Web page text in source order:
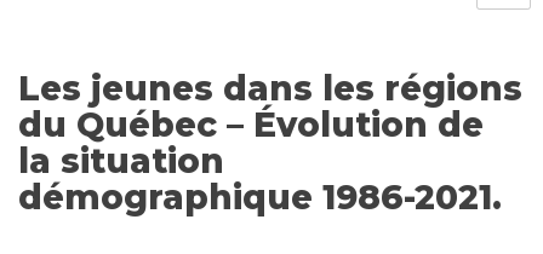
Les jeunes dans les régions
du Québec – Évolution de
la situation
démographique 1986-2021.